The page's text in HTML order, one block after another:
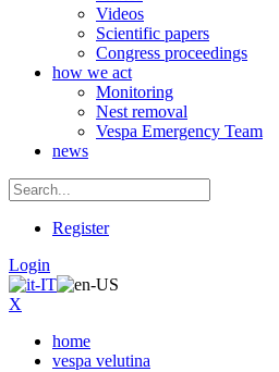
Videos
Scientific papers
Congress proceedings
how we act
Monitoring
Nest removal
Vespa Emergency Team
news
Register
Login
X
home
vespa velutina